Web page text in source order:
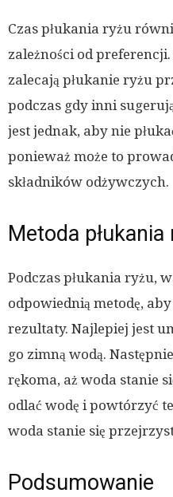
Czas płukania ryżu
zależności od
zalecają płukanie ryżu
podczas gdy inni
jest jednak, aby nie
ponieważ może to
składników odżywczych.
Metoda płukania
Podczas płukania ryżu,
odpowiednią metodę,
rezultaty. Najlepiej jest
go zimną wodą.
rękoma, aż woda stanie
odlać wodę i powtórzyć
woda stanie się
Podsumowanie